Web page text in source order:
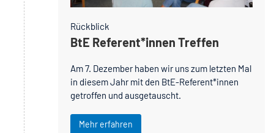
Rückblick
BtE Referent*innen Treffen
Am 7. Dezember haben wir uns zum letzten Mal
in diesem Jahr mit den BtE-Referent*innen
getroffen und ausgetauscht.
Mehr erfahren